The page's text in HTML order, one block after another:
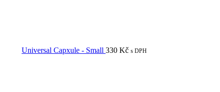
Universal Capxule - Small 330 Kč s DPH